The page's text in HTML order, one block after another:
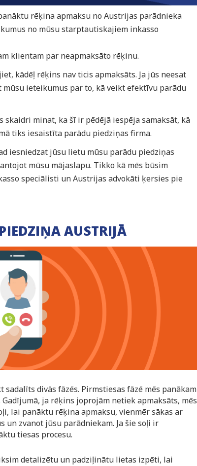
rēķina apmaksu no Austrijas parādnieka
no mūsu starptautiskajiem inkasso
klientam par neapmaksāto rēķinu.
kādēļ rēķins nav ticis apmaksāts. Ja jūs neesat
ieteikumus par to, kā veikt efektīvu parādu
minat, ka šī ir pēdējā iespēja samaksāt, kā
tiks iesaistīta parādu piedziņas firma.
iesniedzat jūsu lietu mūsu parādu piedziņas
mūsu mājaslapu. Tikko kā mēs būsim
speciālisti un Austrijas advokāti ķersies pie
AUSTRIJĀ
divās fāzēs. Pirmstiesas fāzē mēs panākam
ja rēķins joprojām netiek apmaksāts, mēs
lai panāktu rēķina apmaksu, vienmēr sākas ar
zvanot jūsu parādniekam. Ja šie soļi ir
tiesas procesu.
detalizētu un padziļinātu lietas izpēti, lai